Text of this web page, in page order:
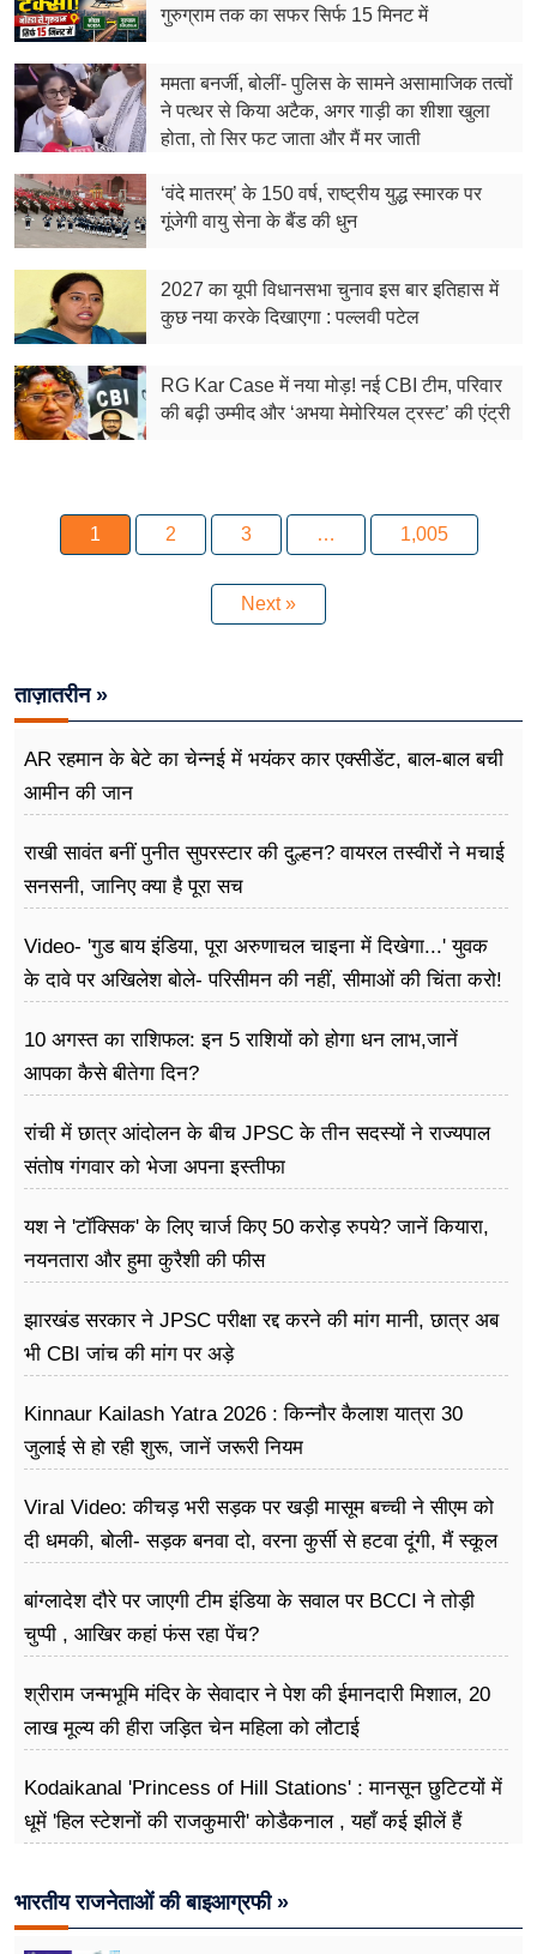
गुरुग्राम तक का सफर सिर्फ 15 मिनट में
ममता बनर्जी, बोलीं- पुलिस के सामने असामाजिक तत्वों
ने पत्थर से किया अटैक, अगर गाड़ी का शीशा खुला
होता, तो सिर फट जाता और मैं मर जाती
‘वंदे मातरम्’ के 150 वर्ष, राष्ट्रीय युद्ध स्मारक पर
गूंजेगी वायु सेना के बैंड की धुन
2027 का यूपी विधानसभा चुनाव इस बार इतिहास में
कुछ नया करके दिखाएगा : पल्लवी पटेल
RG Kar Case में नया मोड़! नई CBI टीम, परिवार
की बढ़ी उम्मीद और ‘अभया मेमोरियल ट्रस्ट’ की एंट्री
1 2 3 … 1,005
Next »
ताज़ातरीन »
AR रहमान के बेटे का चेन्नई में भयंकर कार एक्सीडेंट, बाल-बाल बची
आमीन की जान
राखी सावंत बनीं पुनीत सुपरस्टार की दुल्हन? वायरल तस्वीरों ने मचाई
सनसनी, जानिए क्या है पूरा सच
Video- 'गुड बाय इंडिया, पूरा अरुणाचल चाइना में दिखेगा...' युवक
के दावे पर अखिलेश बोले- परिसीमन की नहीं, सीमाओं की चिंता करो!
10 अगस्त का राशिफल: इन 5 राशियों को होगा धन लाभ,जानें
आपका कैसे बीतेगा दिन?
रांची में छात्र आंदोलन के बीच JPSC के तीन सदस्यों ने राज्यपाल
संतोष गंगवार को भेजा अपना इस्तीफा
यश ने 'टॉक्सिक' के लिए चार्ज किए 50 करोड़ रुपये? जानें कियारा,
नयनतारा और हुमा कुरैशी की फीस
झारखंड सरकार ने JPSC परीक्षा रद्द करने की मांग मानी, छात्र अब
भी CBI जांच की मांग पर अड़े
Kinnaur Kailash Yatra 2026 : किन्नौर कैलाश यात्रा 30
जुलाई से हो रही शुरू, जानें जरूरी नियम
Viral Video: कीचड़ भरी सड़क पर खड़ी मासूम बच्ची ने सीएम को
दी धमकी, बोली- सड़क बनवा दो, वरना कुर्सी से हटवा दूंगी, मैं स्कूल
बांग्लादेश दौरे पर जाएगी टीम इंडिया के सवाल पर BCCI ने तोड़ी
चुप्पी , आखिर कहां फंस रहा पेंच?
श्रीराम जन्मभूमि मंदिर के सेवादार ने पेश की ईमानदारी मिशाल, 20
लाख मूल्य की हीरा जड़ित चेन महिला को लौटाई
Kodaikanal 'Princess of Hill Stations' : मानसून छुटिटयों में
धूमें 'हिल स्टेशनों की राजकुमारी' कोडैकनाल , यहाँ कई झीलें हैं
भारतीय राजनेताओं की बाइआग्रफी »